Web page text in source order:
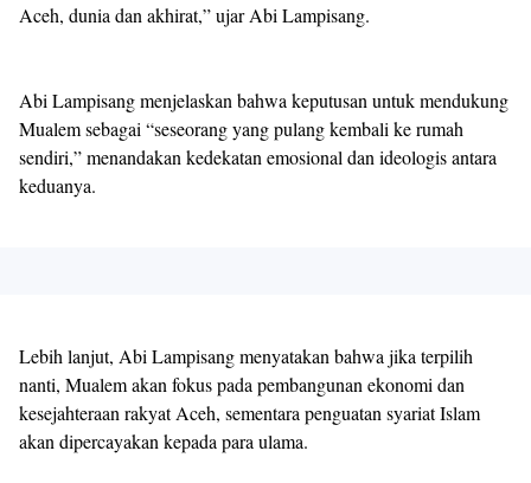
Aceh, dunia dan akhirat,” ujar Abi Lampisang.
Abi Lampisang menjelaskan bahwa keputusan untuk mendukung
Mualem sebagai “seseorang yang pulang kembali ke rumah
sendiri,” menandakan kedekatan emosional dan ideologis antara
keduanya.
Lebih lanjut, Abi Lampisang menyatakan bahwa jika terpilih
nanti, Mualem akan fokus pada pembangunan ekonomi dan
kesejahteraan rakyat Aceh, sementara penguatan syariat Islam
akan dipercayakan kepada para ulama.